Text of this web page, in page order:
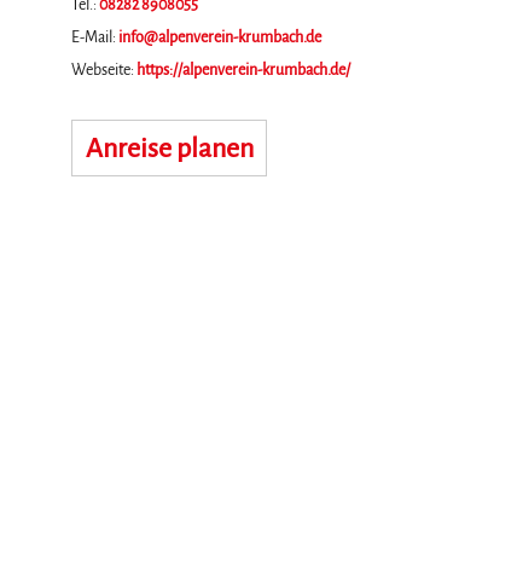
Tel.: 08282 8908055
E-Mail: info@alpenverein-krumbach.de
Webseite: https://alpenverein-krumbach.de/
Anreise planen